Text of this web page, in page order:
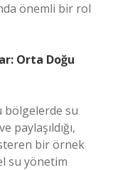
önemli bir rol
Orta Doğu
bölgelerde su
paylaşıldığı,
bir örnek
su yönetim